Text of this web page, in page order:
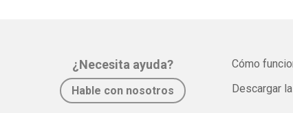
¿Necesita ayuda?
Hable con nosotros
Cómo
Descargar